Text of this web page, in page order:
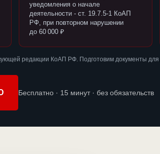
уведомления о начале
деятельности - ст. 19.7.5-1 КоАП
РФ, при повторном нарушении
до 60 000 ₽
редакции КоАП РФ. Подготовим документы
Бесплатно · 15 минут · без обязательств